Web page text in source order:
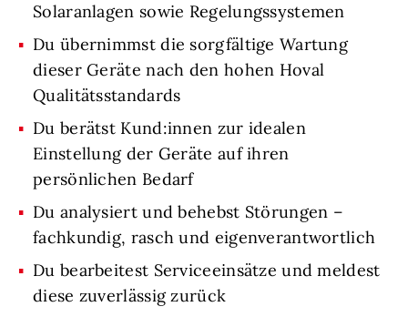
Solaranlagen sowie Regelungssystemen
Du übernimmst die sorgfältige Wartung
dieser Geräte nach den hohen Hoval
Qualitätsstandards
Du berätst Kund:innen zur idealen
Einstellung der Geräte auf ihren
persönlichen Bedarf
Du analysiert und behebst Störungen –
fachkundig, rasch und eigenverantwortlich
Du bearbeitest Serviceeinsätze und meldest
diese zuverlässig zurück